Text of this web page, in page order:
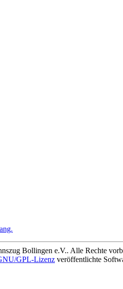
Bollingen e.V.. Alle Rechte
GPL-Lizenz veröffentlichte